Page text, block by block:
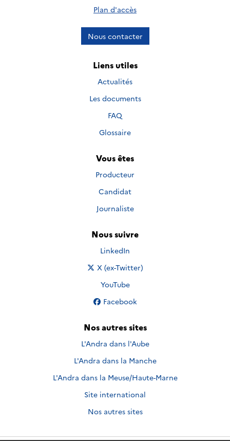
Plan d'accès
Nous contacter
Liens utiles
Actualités
Les documents
FAQ
Glossaire
Vous êtes
Producteur
Candidat
Journaliste
Nous suivre
Nous suivre sur
LinkedIn
Nous suivre sur
X (ex-Twitter)
Nous suivre sur
YouTube
Nous suivre sur
Facebook
Nos autres sites
L'Andra dans l'Aube
L'Andra dans la Manche
L'Andra dans la Meuse/Haute-Marne
Site international
Nos autres sites